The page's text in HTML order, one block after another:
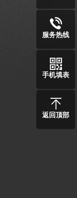
服务热线
手机填表
返回顶部